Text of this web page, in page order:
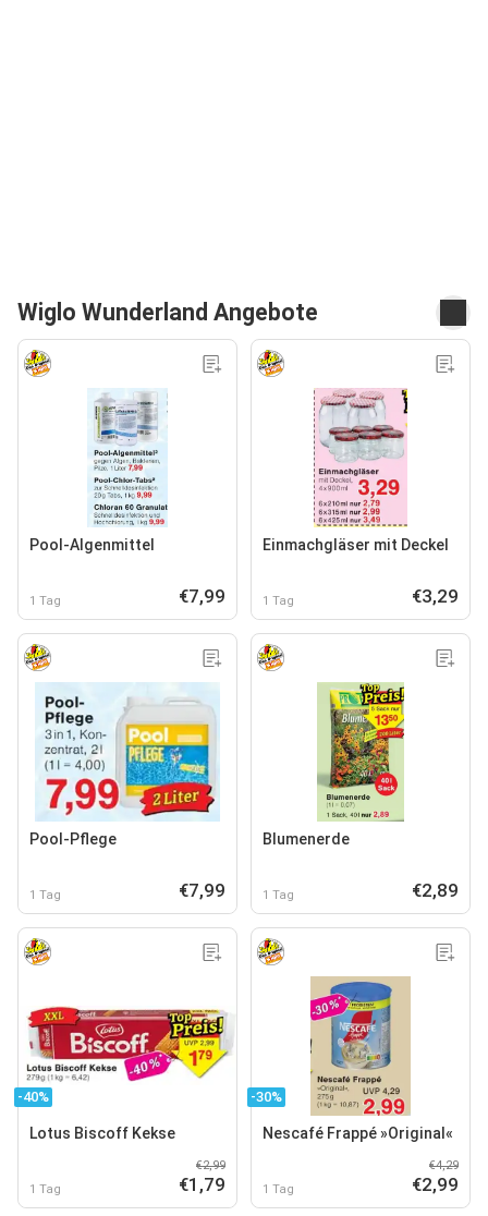
Wiglo Wunderland Angebote
Pool-Algenmittel
1 Tag €7,99
Einmachgläser mit Deckel
1 Tag €3,29
Pool-Pflege
1 Tag €7,99
Blumenerde
1 Tag €2,89
-40%
Lotus Biscoff Kekse
1 Tag
€2,99
€1,79
-30%
Nescafé Frappé »Original«
1 Tag
€4,29
€2,99